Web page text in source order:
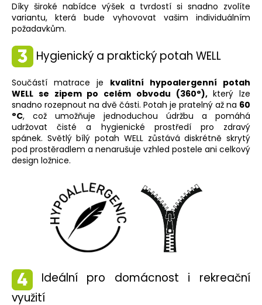
Díky široké nabídce výšek a tvrdostí si snadno zvolíte
variantu, která bude vyhovovat vašim individuálním
požadavkům.
Hygienický a praktický potah WELL
Součástí matrace je kvalitní hypoalergenní potah
WELL se zipem po celém obvodu (360°),který lze
snadno rozepnout na dvě části. Potah je pratelný až na 60
°C, což umožňuje jednoduchou údržbu a pomáhá
udržovat čisté a hygienické prostředí pro zdravý
spánek. Světlý bílý potah WELL zůstává diskrétně skrytý
pod prostěradlem a nenarušuje vzhled postele ani celkový
design ložnice.
Ideální pro domácnost i rekreační
využití